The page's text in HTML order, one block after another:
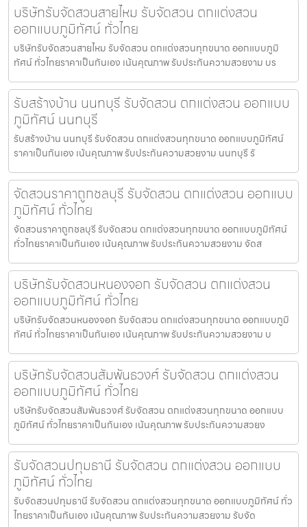
บริษัทรับจัดสวนสายไหม รับจัดสวน ตกแต่งสวน
ออกแบบภูมิทัศน์ ทั่วไทย
บริษัทรับจัดสวนสายไหม รับจัดสวน ตกแต่งสวนทุกขนาด ออกแบบภูมิ
ทัศน์ ทั่วไทยราคาเป็นกันเอง เน้นคุณภาพ รับประกันความสวยงาม บร
รับสร้างบ้าน นนทบุรี รับจัดสวน ตกแต่งสวน ออกแบบ
ภูมิทัศน์ นนทบุรี
รับสร้างบ้าน นนทบุรี รับจัดสวน ตกแต่งสวนทุกขนาด ออกแบบภูมิทัศน์
ราคาเป็นกันเอง เน้นคุณภาพ รับประกันความสวยงาม นนทบุรี รั
จัดสวนราคาถูกชลบุรี รับจัดสวน ตกแต่งสวน ออกแบบ
ภูมิทัศน์ ทั่วไทย
จัดสวนราคาถูกชลบุรี รับจัดสวน ตกแต่งสวนทุกขนาด ออกแบบภูมิทัศน์
ทั่วไทยราคาเป็นกันเอง เน้นคุณภาพ รับประกันความสวยงาม จัดส
บริษัทรับจัดสวนหนองจอก รับจัดสวน ตกแต่งสวน
ออกแบบภูมิทัศน์ ทั่วไทย
บริษัทรับจัดสวนหนองจอก รับจัดสวน ตกแต่งสวนทุกขนาด ออกแบบภูมิ
ทัศน์ ทั่วไทยราคาเป็นกันเอง เน้นคุณภาพ รับประกันความสวยงาม บ
บริษัทรับจัดสวนสัมพันธวงศ์ รับจัดสวน ตกแต่งสวน
ออกแบบภูมิทัศน์ ทั่วไทย
บริษัทรับจัดสวนสัมพันธวงศ์ รับจัดสวน ตกแต่งสวนทุกขนาด ออกแบบ
ภูมิทัศน์ ทั่วไทยราคาเป็นกันเอง เน้นคุณภาพ รับประกันความสวยง
รับจัดสวนปทุมธานี รับจัดสวน ตกแต่งสวน ออกแบบ
ภูมิทัศน์ ทั่วไทย
รับจัดสวนปทุมธานี รับจัดสวน ตกแต่งสวนทุกขนาด ออกแบบภูมิทัศน์ ทั่ว
ไทยราคาเป็นกันเอง เน้นคุณภาพ รับประกันความสวยงาม รับจัด